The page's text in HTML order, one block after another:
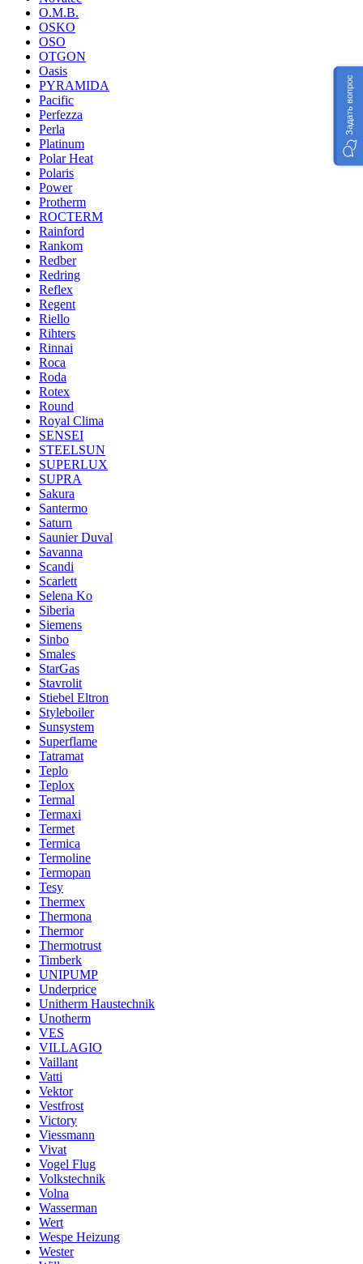
O.M.B.
OSKO
OSO
OTGON
Oasis
PYRAMIDA
Pacific
Perfezza
Perla
Platinum
Polar Heat
Polaris
Power
Protherm
ROCTERM
Rainford
Rankom
Redber
Redring
Reflex
Regent
Riello
Rihters
Rinnai
Roca
Roda
Rotex
Round
Royal Clima
SENSEI
STEELSUN
SUPERLUX
SUPRA
Sakura
Santermo
Saturn
Saunier Duval
Savanna
Scandi
Scarlett
Selena Ko
Siberia
Siemens
Sinbo
Smales
StarGas
Stavrolit
Stiebel Eltron
Styleboiler
Sunsystem
Superflame
Tatramat
Teplo
Teplox
Termal
Termaxi
Termet
Termica
Termoline
Termopan
Tesy
Thermex
Thermona
Thermor
Thermotrust
Timberk
UNIPUMP
Underprice
Unitherm Haustechnik
Unotherm
VES
VILLAGIO
Vaillant
Vatti
Vektor
Vestfrost
Victory
Viessmann
Vivat
Vogel Flug
Volkstechnik
Volna
Wasserman
Wert
Wespe Heizung
Wester
Задать вопрос